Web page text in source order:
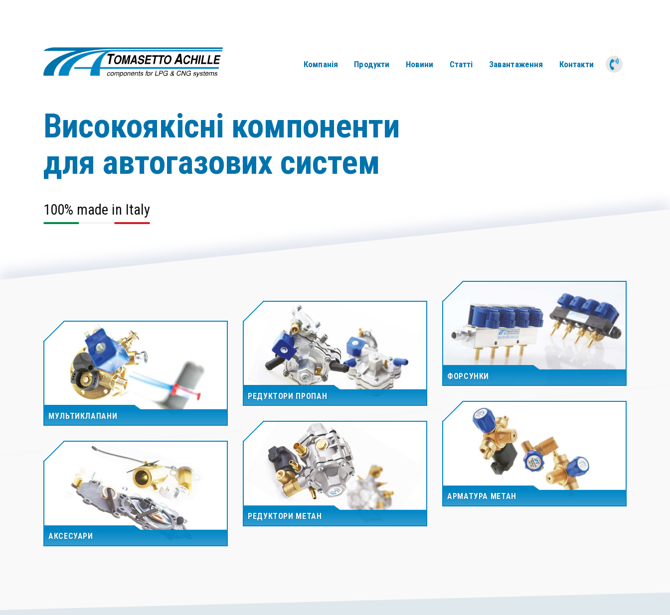
Компанія Продукти Новини Статті Завантаження Контакти
Високоякісні компоненти
для автогазових систем
100% made in Italy
МУЛЬТИКЛАПАНИ
РЕДУКТОРИ ПРОПАН
ФОРСУНКИ
АКСЕСУАРИ
РЕДУКТОРИ МЕТАН
АРМАТУРА МЕТАН